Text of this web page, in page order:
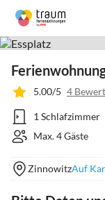
5.00/5 4
1 Schlafzimmer
Max. 4 Gäste
ZinnowitzAuf